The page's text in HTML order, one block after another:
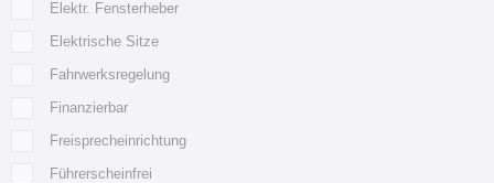
Elektr. Fensterheber
Elektrische Sitze
Fahrwerksregelung
Finanzierbar
Freisprecheinrichtung
Führerscheinfrei